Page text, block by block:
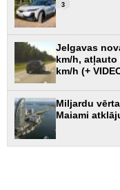
3
Jelgavas
km/h,
km/h (+
Miljardu
Maiami